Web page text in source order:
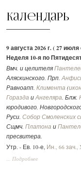
Календарь
9 августа 2026 г. ( 27
Неделя 10-я по
Вмч. и целителя
Аляскинского. Прп.
Равноапп.Климента (
Горазда иАнгеляра. Блж.
юродивого,
Руси.Собор Смоленских
Сщмч.Платона и
пресвитера.
Утр. - Ев. 10-е, Ин., 66 зач.,
зач., XVII, 14-23.
... Подробнее